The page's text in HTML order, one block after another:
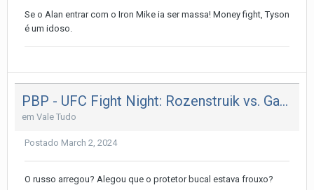
Se o Alan entrar com o Iron Mike ia ser massa! Money fight, Tyson
é um idoso.
PBP - UFC Fight Night: Rozenstruik vs. Gaziev.
em Vale Tudo
Postado March 2, 2024
O russo arregou? Alegou que o protetor bucal estava frouxo?